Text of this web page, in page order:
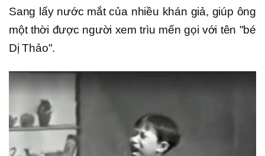
Sang lấy nước mắt của nhiều khán giả, giúp ông
một thời được người xem trìu mến gọi với tên "bé
Dị Thảo".